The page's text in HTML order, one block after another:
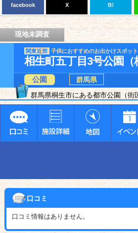
facebook X B!
現地未調査
関東近郊 子供におすすめのお出かけスポット
相生町五丁目3号公園（
公園
群馬県
群馬県桐生市にある都市公園（街
口コミ
口コミ情報はありません。